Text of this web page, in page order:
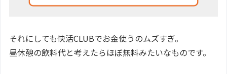
それにしても快活CLUBでお金使うのムズすぎ。
昼休憩の飲料代と考えたらほぼ無料みたいなものです。